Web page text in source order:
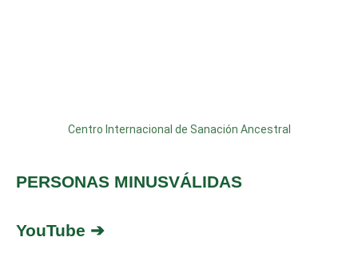
Centro Internacional de Sanación Ancestral
PERSONAS MINUSVÁLIDAS
YouTube ➔